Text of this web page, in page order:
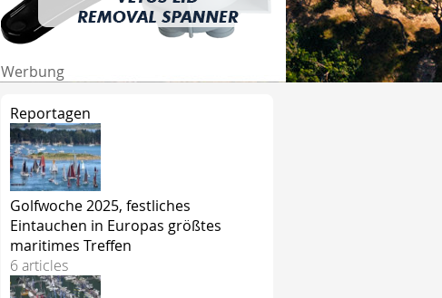
Werbung
Reportagen
Golfwoche 2025, festliches
Eintauchen in Europas größtes
maritimes Treffen
6 articles